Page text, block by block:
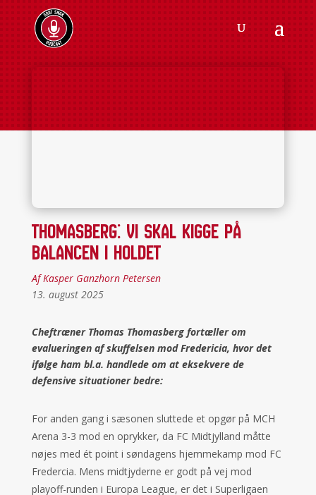
Thomasberg: Vi skal kigge på
balancen i holdet
Af Kasper Ganzhorn Petersen
13. august 2025
Cheftræner Thomas Thomasberg fortæller om
evalueringen af skuffelsen mod Fredericia, hvor det
ifølge ham bl.a. handlede om at eksekvere de
defensive situationer bedre:
For anden gang i sæsonen sluttede et opgør på MCH
Arena 3-3 mod en oprykker, da FC Midtjylland måtte
nøjes med ét point i søndagens hjemmekamp mod FC
Fredercia. Mens midtjyderne er godt på vej mod
playoff-runden i Europa League, er det i Superligaen